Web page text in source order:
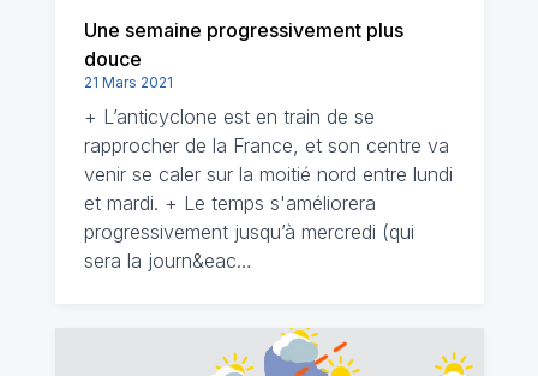
Une semaine progressivement plus
douce
21 Mars 2021
+ L’anticyclone est en train de se
rapprocher de la France, et son centre va
venir se caler sur la moitié nord entre lundi
et mardi. + Le temps s'améliorera
progressivement jusqu’à mercredi (qui
sera la journ&eac…